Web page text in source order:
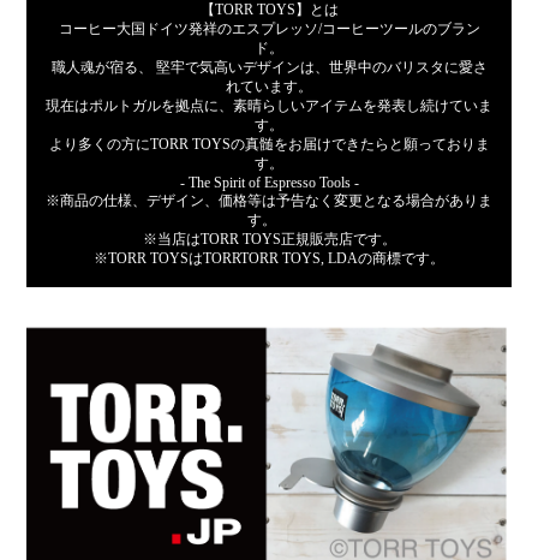
【TORR TOYS】とは
コーヒー大国ドイツ発祥のエスプレッソ/コーヒーツールのブラン
ド。
職人魂が宿る、 堅牢で気高いデザインは、世界中のバリスタに愛さ
れています。
現在はポルトガルを拠点に、素晴らしいアイテムを発表し続けていま
す。
より多くの方にTORR TOYSの真髄をお届けできたらと願っておりま
す。
- The Spirit of Espresso Tools -
※商品の仕様、デザイン、価格等は予告なく変更となる場合がありま
す。
※当店はTORR TOYS正規販売店です。
※TORR TOYSはTORRTORR TOYS, LDAの商標です。